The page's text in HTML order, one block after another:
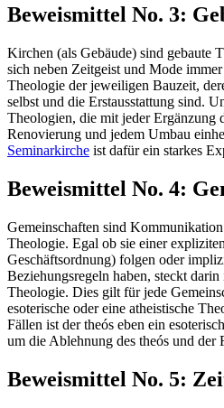
Beweismittel No. 3:
Kirchen (als Gebäude) sind gebaute
sich neben Zeitgeist und Mode
Theologie der jeweiligen Bauzeit,
selbst und die Erstausstattung sind.
Theologien, die mit jeder Ergänzung
Renovierung und jedem Umbau
Seminarkirche ist dafür ein starkes
Beweismittel No. 4:
Gemeinschaften sind
Theologie. Egal ob sie einer
Geschäftsordnung) folgen oder
Beziehungsregeln haben, steckt
Theologie. Dies gilt für jede
esoterische oder eine atheistische
Fällen ist der theós eben ein
um die Ablehnung des theós und der
Beweismittel No. 5: